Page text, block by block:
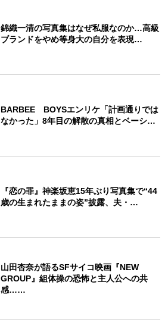
錦織一清の写真集はなぜ私服なのか…高級
ブランドをやめ等身大の自分を表現…
BARBEE BOYSエンリケ「計画通りでは
なかった」8年目の解散の真相とベーシ…
『恋の罪』神楽坂恵15年ぶり写真集で“44
歳の生まれたままの姿”披露、夫・…
山田杏奈が語るSFサイコ映画『NEW
GROUP』組体操の恐怖と主人公への共
感……